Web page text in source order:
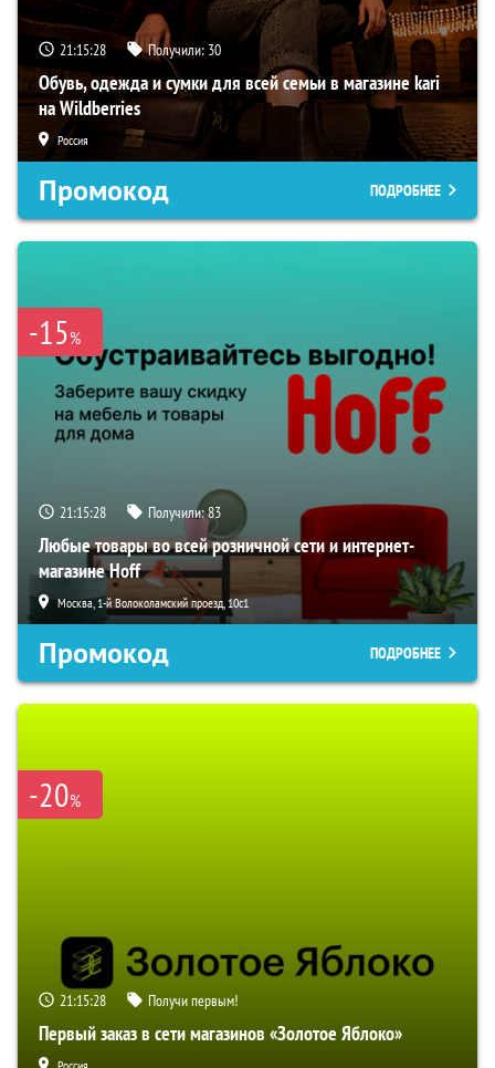
21:15:27 Получили: 30
Обувь, одежда и сумки для всей семьи в магазине kari
на Wildberries
Россия
Промокод ПОДРОБНЕЕ
-15%
21:15:27 Получили:83
Любые товары во всей розничной сети и интернет-
магазине Hoff
Москва, 1-й Волоколамский проезд, 10с1
Промокод ПОДРОБНЕЕ
-20%
21:15:27 Получи первым!
Первый заказ в сети магазинов «Золотое Яблоко»